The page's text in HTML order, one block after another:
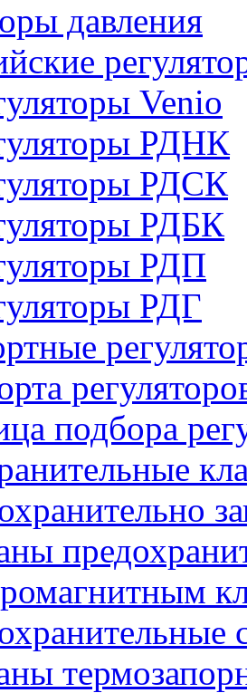
давления
Venio
РДНК
РДСК
РДБК
РДП
РДГ
подбора